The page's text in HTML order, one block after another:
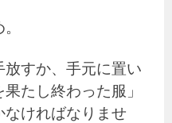
すか、手元に置い
たし終わった服」
なければなりませ